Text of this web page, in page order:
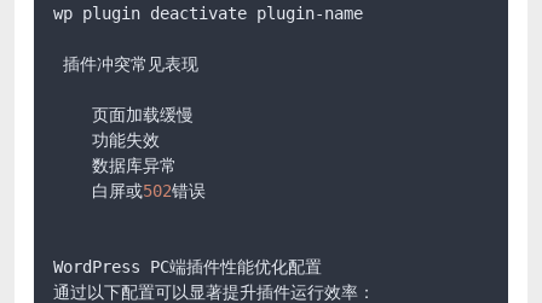
wp plugin deactivate plugin-name
插件冲突常见表现
    页面加载缓慢
    功能失效
    数据库异常
    白屏或
502错误
WordPress PC端插件性能优化配置
通过以下配置可以显著提升插件运行效率：